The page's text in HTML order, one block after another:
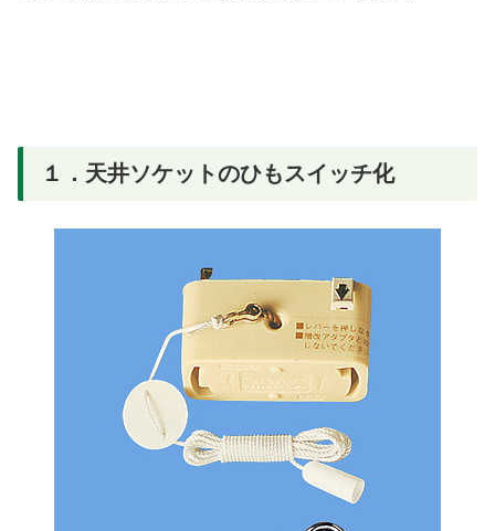
１．天井ソケットのひもスイッチ化